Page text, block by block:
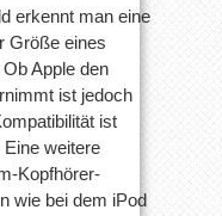
erkennt man eine
Größe eines
Ob Apple den
ist jedoch
ist
weitere
Kopfhörer-
wie bei dem iPod